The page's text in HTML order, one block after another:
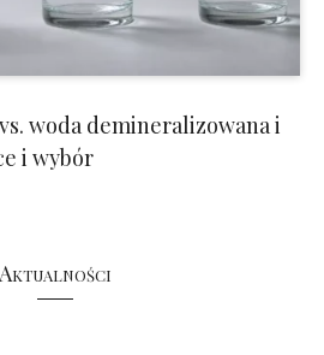
woda demineralizowana i
i wybór
Aktualności